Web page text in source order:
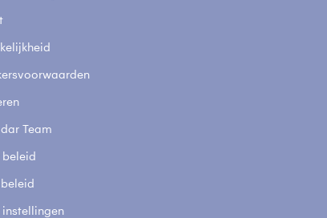
Team
beleid
instellingen